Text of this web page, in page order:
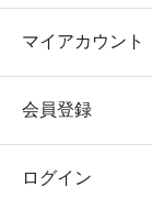
マイアカウント
会員登録
ログイン